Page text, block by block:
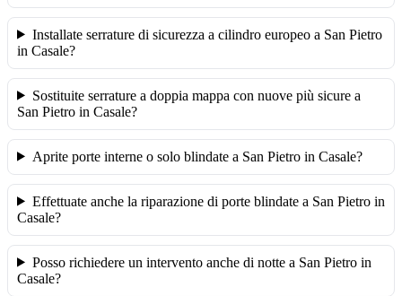
Installate serrature di sicurezza a cilindro europeo a San Pietro
in Casale?
Sostituite serrature a doppia mappa con nuove più sicure a
San Pietro in Casale?
Aprite porte interne o solo blindate a San Pietro in Casale?
Effettuate anche la riparazione di porte blindate a San Pietro in
Casale?
Posso richiedere un intervento anche di notte a San Pietro in
Casale?